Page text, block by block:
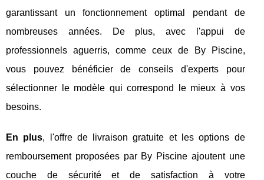
garantissant un fonctionnement optimal pendant de
nombreuses années. De plus, avec l'appui de
professionnels aguerris, comme ceux de By Piscine,
vous pouvez bénéficier de conseils d'experts pour
sélectionner le modèle qui correspond le mieux à vos
besoins.
En plus, l'offre de livraison gratuite et les options de
remboursement proposées par By Piscine ajoutent une
couche de sécurité et de satisfaction à votre